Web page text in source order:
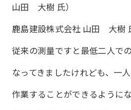
山田 大樹 氏）
鹿島建設株式会社 山田 大樹
従来の測量ですと最低二人で
なってきましたけれども、一
作業することができるようにな